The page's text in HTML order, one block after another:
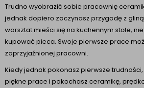
Trudno wyobrazić sobie pracownię
jednak dopiero zaczynasz przygodę z
warsztat mieści się na kuchennym stole,
kupować pieca. Swoje pierwsze prace
zaprzyjaźnionej pracowni.
Kiedy jednak pokonasz pierwsze
piękne prace i pokochasz ceramikę,